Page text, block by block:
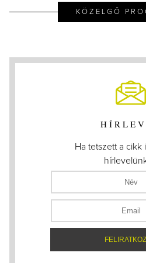
KÖZELGŐ
Ha tetszett a cikk